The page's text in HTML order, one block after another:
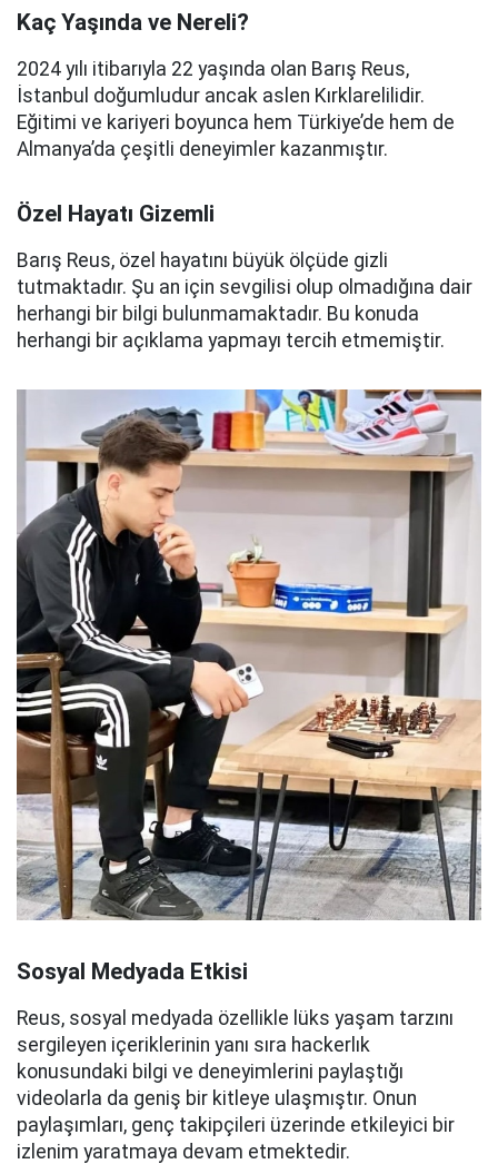
Kaç Yaşında ve Nereli?
2024 yılı itibarıyla 22 yaşında olan Barış Reus,
İstanbul doğumludur ancak aslen Kırklarelilidir.
Eğitimi ve kariyeri boyunca hem Türkiye’de hem de
Almanya’da çeşitli deneyimler kazanmıştır.
Özel Hayatı Gizemli
Barış Reus, özel hayatını büyük ölçüde gizli
tutmaktadır. Şu an için sevgilisi olup olmadığına dair
herhangi bir bilgi bulunmamaktadır. Bu konuda
herhangi bir açıklama yapmayı tercih etmemiştir.
Sosyal Medyada Etkisi
Reus, sosyal medyada özellikle lüks yaşam tarzını
sergileyen içeriklerinin yanı sıra hackerlık
konusundaki bilgi ve deneyimlerini paylaştığı
videolarla da geniş bir kitleye ulaşmıştır. Onun
paylaşımları, genç takipçileri üzerinde etkileyici bir
izlenim yaratmaya devam etmektedir.